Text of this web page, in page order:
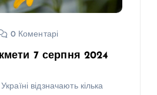
0 Коментарі
7 серпня 2024
відзначають кілька